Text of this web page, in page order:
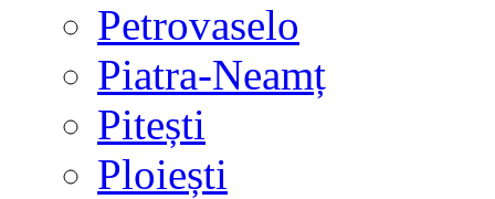
Petrovaselo
Piatra-Neamț
Pitești
Ploiești